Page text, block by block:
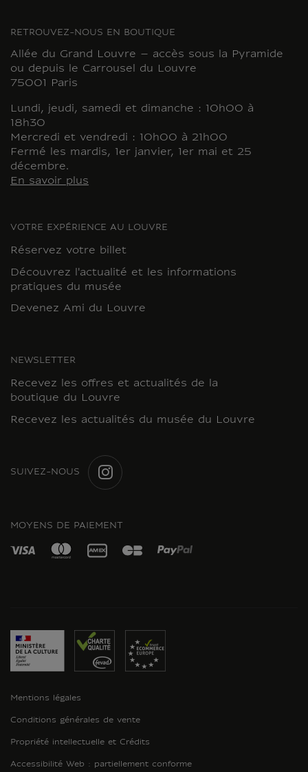
RETROUVEZ-NOUS EN BOUTIQUE
Allée du Grand Louvre – accès sous la Pyramide
ou depuis le Carrousel du Louvre
75001 Paris
Lundi, jeudi, samedi et dimanche : 10h00 à
18h30
Mercredi et vendredi : 10h00 à 21h00
Fermé les mardis, 1er janvier, 1er mai et 25
décembre.
En savoir plus
VOTRE EXPÉRIENCE AU LOUVRE
Réservez votre billet
Découvrez l'actualité et les informations
pratiques du musée
Devenez Ami du Louvre
NEWSLETTER
Recevez les offres et actualités de la
boutique du Louvre
Recevez les actualités du musée du Louvre
SUIVEZ-NOUS
MOYENS DE PAIEMENT
Mentions légales
Conditions générales de vente
Propriété intellectuelle et Crédits
Accessibilité Web : partiellement conforme